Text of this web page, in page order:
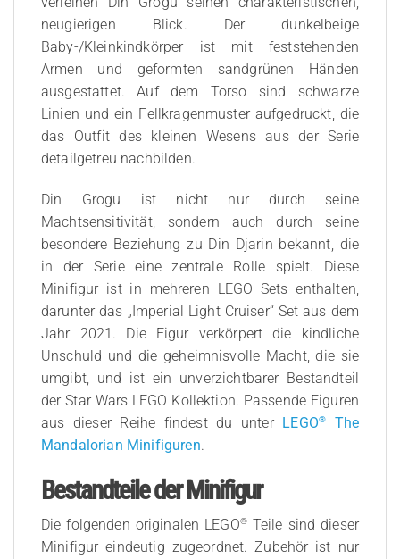
neugierigen Blick. Der dunkelbeige
Baby-/Kleinkindkörper ist mit feststehenden
Armen und geformten sandgrünen Händen
ausgestattet. Auf dem Torso sind schwarze
Linien und ein Fellkragenmuster aufgedruckt, die
das Outfit des kleinen Wesens aus der Serie
detailgetreu nachbilden.
Din Grogu ist nicht nur durch seine
Machtsensitivität, sondern auch durch seine
besondere Beziehung zu Din Djarin bekannt, die
in der Serie eine zentrale Rolle spielt. Diese
Minifigur ist in mehreren LEGO Sets enthalten,
darunter das „Imperial Light Cruiser“ Set aus dem
Jahr 2021. Die Figur verkörpert die kindliche
Unschuld und die geheimnisvolle Macht, die sie
umgibt, und ist ein unverzichtbarer Bestandteil
der Star Wars LEGO Kollektion. Passende Figuren
aus dieser Reihe findest du unter LEGO®
The
Mandalorian Minifiguren.
Bestandteile der Minifigur
Die folgenden originalen LEGO®Teile sind dieser
Minifigur eindeutig zugeordnet. Zubehör ist nur